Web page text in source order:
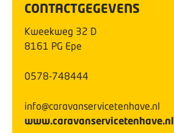
CONTACTGEGEVENS
Kweekweg 32 D
8161 PG Epe
0578-748444
info@caravanservicetenhave.nl
www.caravanservicetenhave.nl